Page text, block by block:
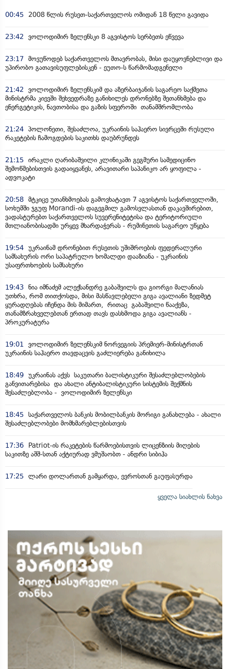
00:45 2008 წლის რუსეთ-საქართველოს ომიდან 18 წელი გავიდა
23:42 ვოლოდიმირ ზელენსკი 8 აგვისტოს სერბეთს ეწვევა
23:17 მოვუწოდებ საქართველოს მთავრობას, მისი დაუყოვნებლივი და
უპირობო გათავისუფლებისკენ - ეუთო-ს წარმომადგენელი
21:42
ვოლოდიმირ ზელენსკიმ და აზერბაიჯანის საგარეო საქმეთა
მინისტრმა კიევში შეხვედრაზე განიხილეს დრონებზე შეთანხმება და
ენერგეტიკის, ნავთობისა და გაზის სფეროში თანამშრომლობა
21:24 პოლონეთი, შესაძლოა, უკრაინის საჰაერო სივრცეში რუსული
რაკეტების ჩამოგდების საკითხს დაუბრუნდეს
21:15 ირაკლი ღარიბაშვილი კლინიკაში გეგმური სამედიცინო
შემოწმებისთვის გადაიყვანეს, არავითარი საპანიკო არ ყოფილა -
ადვოკატი
20:58 მტკიცე უთანხმოებას გამოვხატავთ 7 აგვისტოს საქართველოში,
სოხუმში ჯგუფ Morandi-ის დაგეგმილ გამოსვლასთან დაკავშირებით,
ვადასტურებთ საქართველოს სუვერენიტეტისა და ტერიტორიული
მთლიანობისადმი ურყევ მხარდაჭერას - რუმინეთის საგარეო უწყება
19:54 უკრაინამ დრონებით რუსეთის უშიშროების ფედერალური
სამსახურის ორი საპატრულო ხომალდი დააზიანა - უკრაინის
უსაფრთხოების სამსახური
19:43 ნია იმნაძემ ალექსანდრე გაბაშვილს და გიორგი მალანიას
უთხრა, რომ თითქოსდა, მისი მასწავლებელი გიგა ავალიანი ზედმეტ
ყურადღებას იჩენდა მის მიმართ, რითაც გაბაშვილი წააქეზა,
თანამზრახველებთან ერთად თავს დასხმოდა გიგა ავალიანს -
პროკურატურა
19:01
ვოლოდიმირ ზელენსკიმ ნორვეგიის პრემიერ-მინისტრთან
უკრაინის საჰაერო თავდაცვის გაძლიერება განიხილა
18:49 უკრაინას აქვს საკუთარი ბალისტიკური შესაძლებლობების
განვითარებისა და ახალი ანტიბალისტიკური სისტემის შექმნის
შესაძლებლობა - ვოლოდიმირ ზელენსკი
18:45 საქართველოს ბანკის მობილბანკის მორიგი განახლება - ახალი
შესაძლებლობები მომხმარებლებისთვის
17:36
Patriot-ის რაკეტების წარმოებისთვის ლიცენზიის მიღების
საკითზე აშშ-სთან აქტიურად ვმუშაობთ - ანდრი სიბიჰა
17:25 ლარი დოლართან გამყარდა, ევროსთან გაუფასურდა
ყველა სიახლის ნახვა